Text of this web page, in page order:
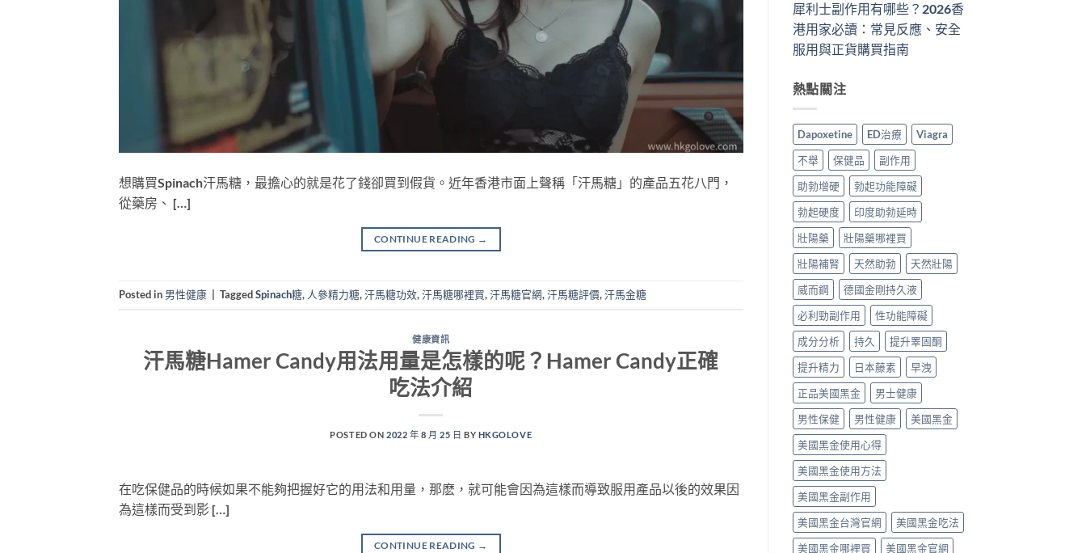
想購買Spinach汗馬糖，最擔心的就是花了錢卻買到假貨。近年香港市面上聲稱「汗馬糖」的產品五花八門，
從藥房、 […]
CONTINUE READING →
Posted in 男性健康 TaggedSpinach糖, 人參精力糖,汗馬糖功效,汗馬糖哪裡買,汗馬糖官網,汗馬糖評價,汗馬金糖
健康資訊
汗馬糖Hamer Candy用法用量是怎樣的呢？Hamer Candy正確
吃法介紹
POSTED ON 2022 年 8 月 25 日 BY HKGOLOVE
在吃保健品的時候如果不能夠把握好它的用法和用量，那麽，就可能會因為這樣而導致服用產品以後的效果因
為這樣而受到影 […]
CONTINUE READING →
犀利士副作用有哪些？2026香
港用家必讀：常見反應、安全
服用與正貨購買指南
熱點關注
Dapoxetine ED治療
Viagra
不舉
保健品
副作用
助勃增硬
勃起功能障礙
勃起硬度
印度助勃延時
壯陽藥
壯陽藥哪裡買
壯陽補腎
天然助勃
天然壯陽
威而鋼
德國金剛持久液
必利勁副作用
性功能障礙
成分分析
持久
提升睪固酮
提升精力
日本藤素
早洩
正品美國黑金
男士健康
男性保健
男性健康
美國黑金
美國黑金使用心得
美國黑金使用方法
美國黑金副作用
美國黑金台灣官網
美國黑金吃法
美國黑金哪裡買
美國黑金官網